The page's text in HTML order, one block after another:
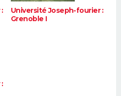
Université Joseph-fourier :
Grenoble I